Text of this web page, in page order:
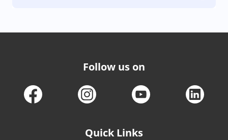
Follow us on
Quick Links